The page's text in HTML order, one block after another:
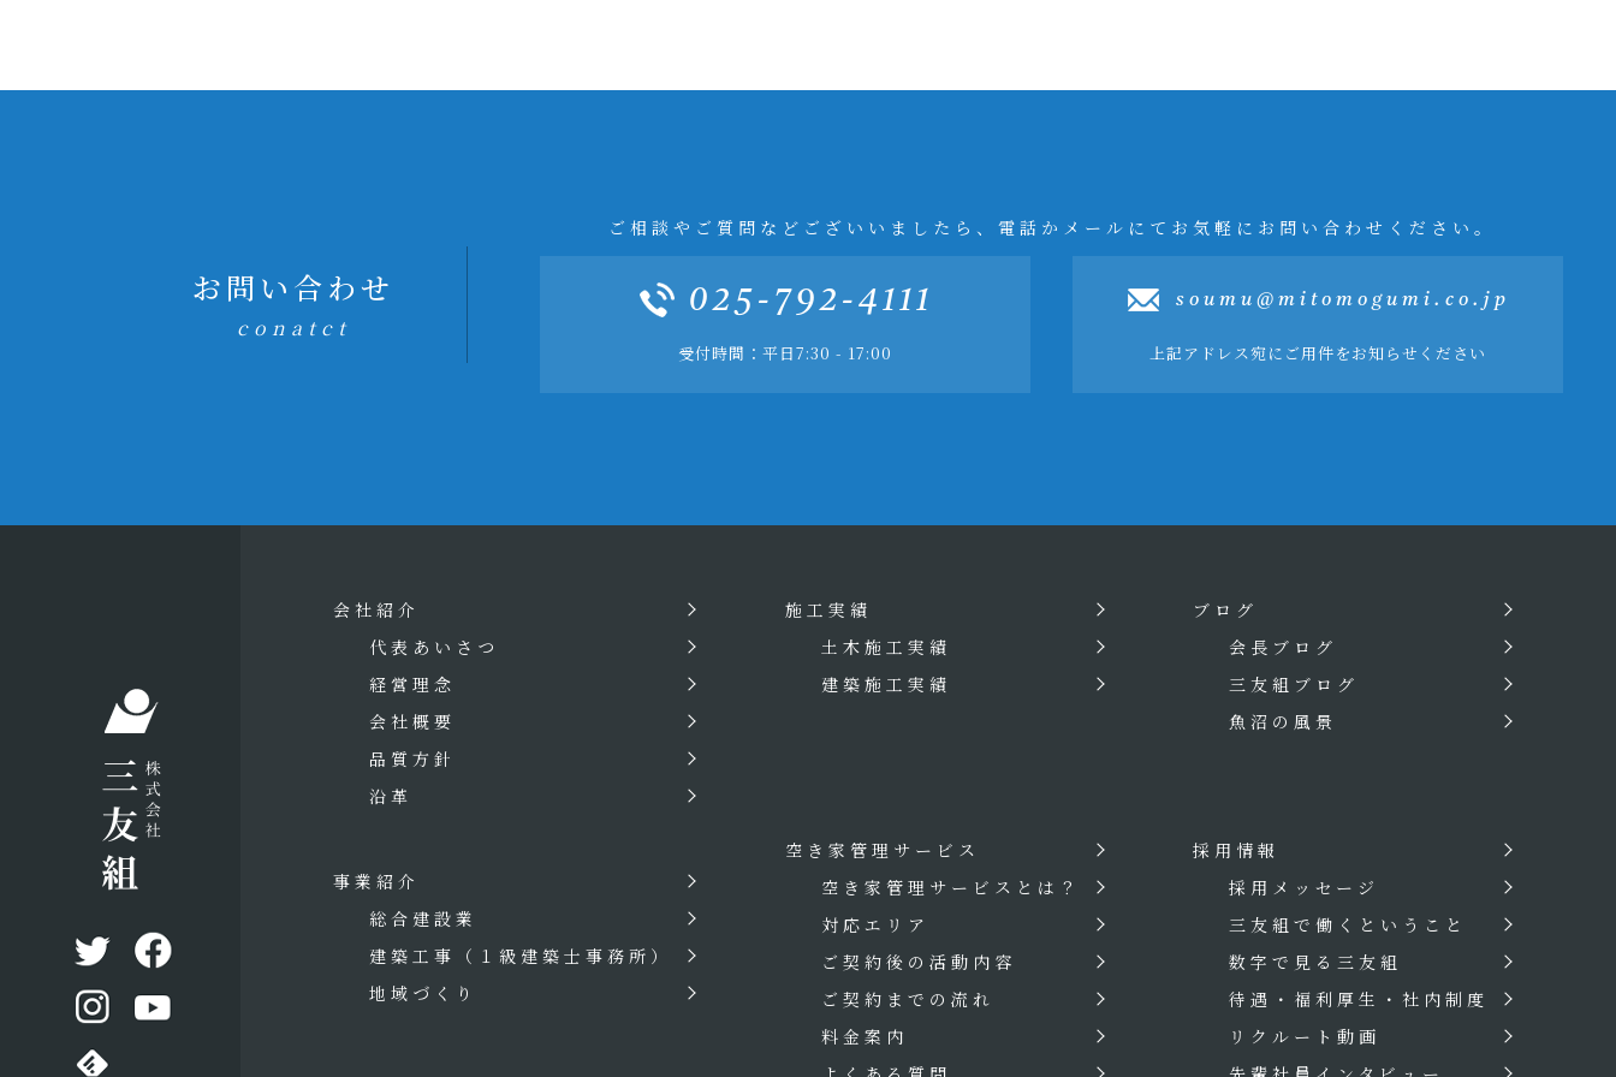
お問い合わせ
conatct
ご相談やご質問などございいましたら、電話かメールにてお気軽にお問い合わせください。
025-792-4111
受付時間：平日7:30 - 17:00
soumu@mitomogumi.co.jp
上記アドレス宛にご用件をお知らせください
会社紹介
代表あいさつ
経営理念
会社概要
品質方針
沿革
事業紹介
総合建設業
建築工事
（１級建築士事務所）
地域づくり
施工実績
土木施工実績
建築施工実績
空き家管理サービス
空き家管理サービスとは？
対応エリア
ご契約後の活動内容
ご契約までの流れ
料金案内
ブログ
会長ブログ
三友組ブログ
魚沼の風景
採用情報
採用メッセージ
三友組で働くということ
数字で見る三友組
待遇・福利厚生・社内制度
リクルート動画